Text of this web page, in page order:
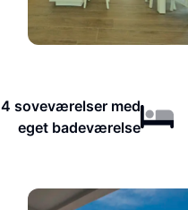
4 soveværelser med
eget badeværelse